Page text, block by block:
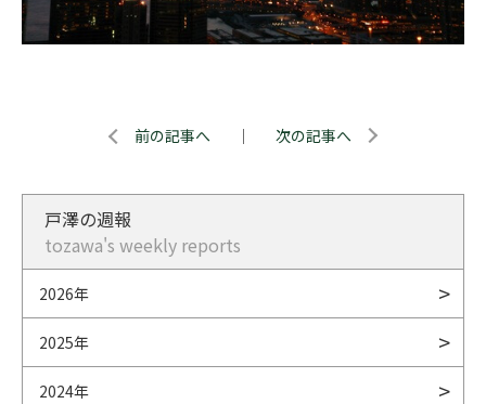
前の記事へ ｜ 次の記事へ
戸澤の週報
tozawa's weekly reports
2026年
2025年
2024年